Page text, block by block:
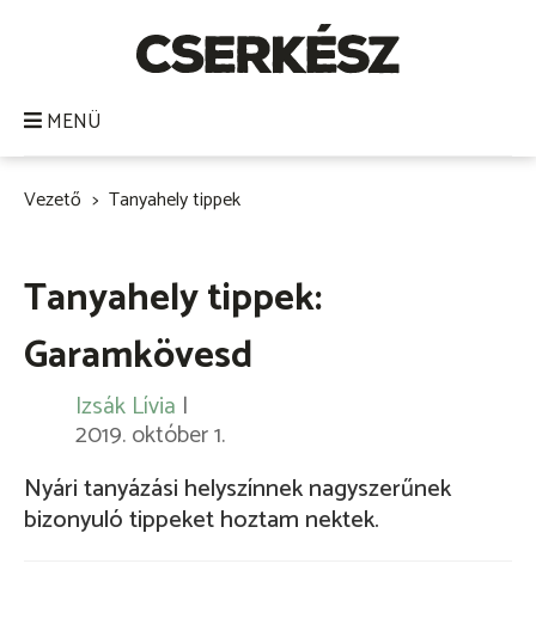
MENÜ
Vezető Tanyahely tippek
Tanyahely tippek:
Garamkövesd
Izsák Lívia |
2019. október 1.
Nyári tanyázási helyszínnek nagyszerűnek
bizonyuló tippeket hoztam nektek.